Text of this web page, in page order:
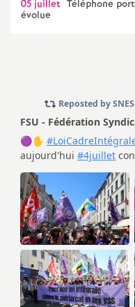
05 juillet Téléphone
évolue